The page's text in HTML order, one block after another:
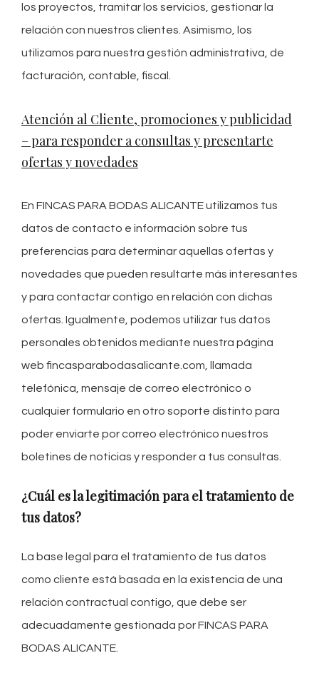
los proyectos, tramitar los servicios, gestionar la
relación con nuestros clientes. Asimismo, los
utilizamos para nuestra gestión administrativa, de
facturación, contable, fiscal.
Atención al Cliente, promociones y publicidad
– para responder a consultas y presentarte
ofertas y novedades
En FINCAS PARA BODAS ALICANTE utilizamos tus
datos de contacto e información sobre tus
preferencias para determinar aquellas ofertas y
novedades que pueden resultarte más interesantes
y para contactar contigo en relación con dichas
ofertas. Igualmente, podemos utilizar tus datos
personales obtenidos mediante nuestra página
web fincasparabodasalicante.com, llamada
telefónica, mensaje de correo electrónico o
cualquier formulario en otro soporte distinto para
poder enviarte por correo electrónico nuestros
boletines de noticias y responder a tus consultas.
¿Cuál es la legitimación para el tratamiento de
tus datos?
La base legal para el tratamiento de tus datos
como cliente está basada en la existencia de una
relación contractual contigo, que debe ser
adecuadamente gestionada por FINCAS PARA
BODAS ALICANTE.